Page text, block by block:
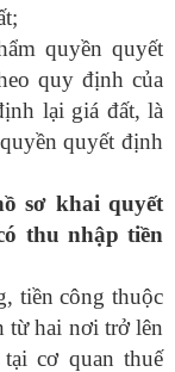
quyền quyết
quy định của
lại giá đất, là
quyết định
sơ khai quyết
thu nhập tiền
tiền công thuộc
từ hai nơi trở lên
cơ quan thuế